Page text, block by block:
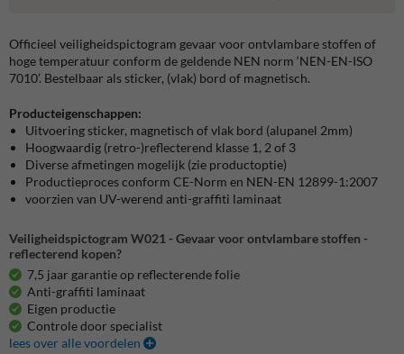
Officieel veiligheidspictogram gevaar voor ontvlambare stoffen of
hoge temperatuur conform de geldende NEN norm ‘NEN-EN-ISO
7010’. Bestelbaar als sticker, (vlak) bord of magnetisch.
Producteigenschappen:
Uitvoering sticker, magnetisch of vlak bord (alupanel 2mm)
Hoogwaardig (retro-)reflecterend klasse 1, 2 of 3
Diverse afmetingen mogelijk (zie productoptie)
Productieproces conform CE-Norm en NEN-EN 12899-1:2007
voorzien van UV-werend anti-graffiti laminaat
Veiligheidspictogram W021 - Gevaar voor ontvlambare stoffen -
reflecterend kopen?
7,5 jaar garantie op reflecterende folie
Anti-graffiti laminaat
Eigen productie
Controle door specialist
lees over alle voordelen